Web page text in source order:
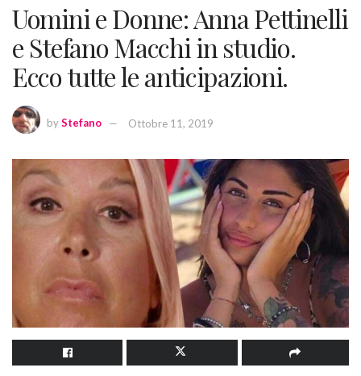
Uomini e Donne: Anna Pettinelli
e Stefano Macchi in studio.
Ecco tutte le anticipazioni.
byStefano Ottobre 11, 2019